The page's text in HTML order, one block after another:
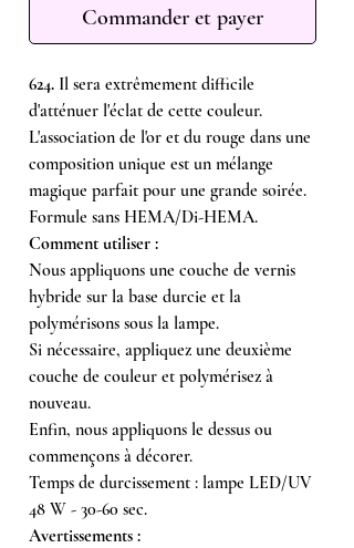
Commander et payer
624. Il sera extrêmement difficile
d'atténuer l'éclat de cette couleur.
L'association de l'or et du rouge dans une
composition unique est un mélange
magique parfait pour une grande soirée.
Formule sans HEMA/Di-HEMA.
Comment utiliser :
Nous appliquons une couche de vernis
hybride sur la base durcie et la
polymérisons sous la lampe.
Si nécessaire, appliquez une deuxième
couche de couleur et polymérisez à
nouveau.
Enfin, nous appliquons le dessus ou
commençons à décorer.
Temps de durcissement : lampe LED/UV
48 W - 30-60 sec.
Avertissements :